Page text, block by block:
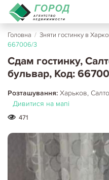
Головна / Зняти гостинку в
667006/3
Сдам гостинку,
бульвар, Код:
Розташування: Харьков,
Дивитися на мапі
471